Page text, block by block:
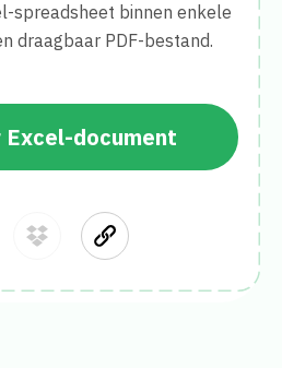
spreadsheet binnen enkele
draagbaar PDF-bestand.
document